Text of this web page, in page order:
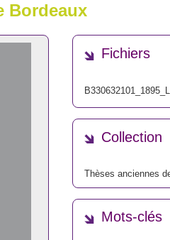
Bordeaux
Fichiers
Collection
Thèses anciennes
Mots-clés